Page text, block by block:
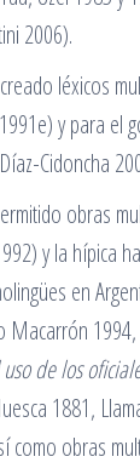
2006).
léxicos
y para el
Cidoncha
obras
y la hípica
en
Macarrón 1994,
de los
1881,
como obras